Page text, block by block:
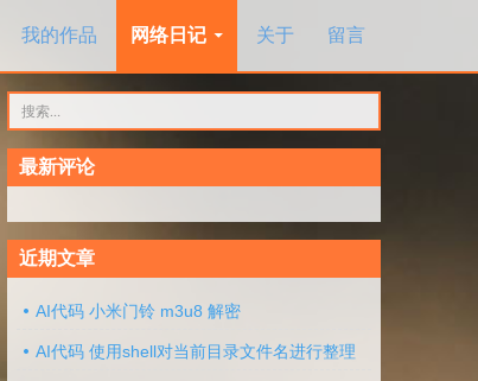
我的作品 网络日记 关于 留言
索：
最新评论
近期文章
AI代码 小米门铃 m3u8 解密
AI代码 使用shell对当前目录文件名进行整理